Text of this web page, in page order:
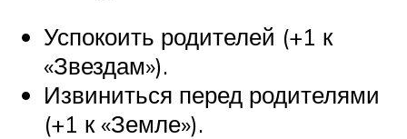
Успокоить родителей (+1 к
«Звездам»).
Извиниться перед родителями
(+1 к «Земле»).